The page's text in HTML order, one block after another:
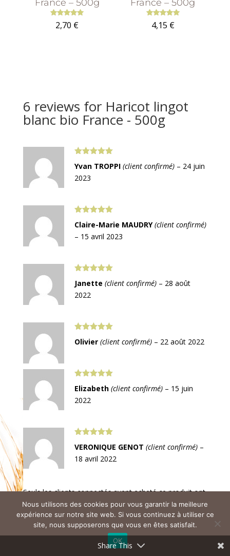
France – 500g
Note
5.00
2,70 €
France – 500g
Note
5.00
4,15 €
6 reviews for Haricot lingot
blanc bio France - 500g
5
Yvan TROPPI (client confirmé) – 24 juin
2023
5
Claire-Marie MAUDRY(client confirmé)
– 15 avril 2023
5Janette (client confirmé) – 28 août
2022
5
Olivier (client confirmé) – 22 août 2022
5
Elizabeth (client confirmé) – 15 juin
2022
5
VERONIQUE GENOT (client confirmé) –
18 avril 2022
Seuls les clients connectés ayant acheté ce produit ont
la possibilité de laisser un avis.
Share This
Nous utilisons des cookies pour vous garantir la meilleure
expérience sur notre site web. Si vous continuez à utiliser ce
site, nous supposerons que vous en êtes satisfait.
OK